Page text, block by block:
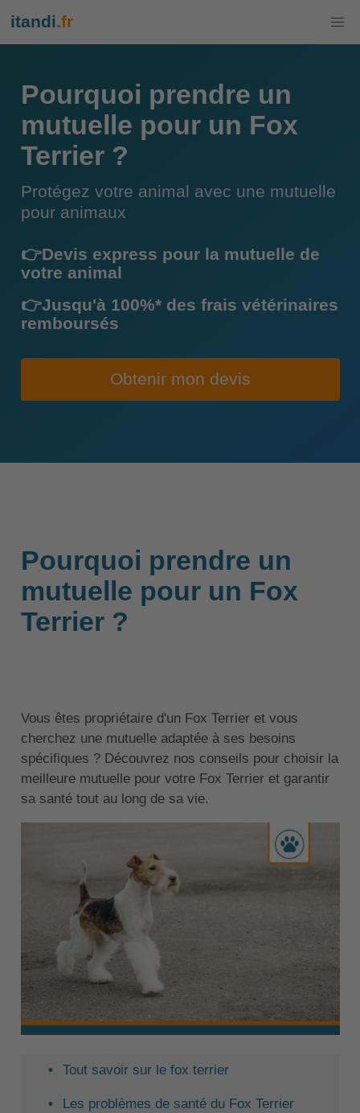
itandi.fr
Pourquoi prendre un
mutuelle pour un Fox
Terrier ?
Protégez votre animal avec une mutuelle
pour animaux
👉Devis express pour la mutuelle de
votre animal
👉Jusqu'à 100%* des frais vétérinaires
remboursés
Obtenir mon devis
Pourquoi prendre un
mutuelle pour un Fox
Terrier ?
Vous êtes propriétaire d'un Fox Terrier et vous
cherchez une mutuelle adaptée à ses besoins
spécifiques ? Découvrez nos conseils pour choisir la
meilleure mutuelle pour votre Fox Terrier et garantir
sa santé tout au long de sa vie.
Tout savoir sur le fox terrier
Les problèmes de santé du Fox Terrier